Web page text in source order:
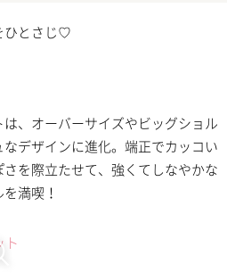
ひとさじ♡
、オーバーサイズやビッグショル
デザインに進化。端正でカッコい
を際立たせて、強くてしなやかな
満喫！